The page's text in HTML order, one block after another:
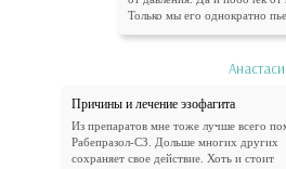
Только мы его однократно
Причины и лечение эзофагита
Из препаратов мне тоже лучше всего
Рабепразол-СЗ. Дольше многих других
сохраняет свое действие. Хоть и стоит